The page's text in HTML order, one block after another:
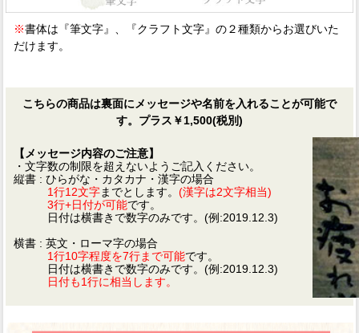
※書体は『筆文字』、『クラフト文字』の２種類からお選びいた
だけます。
こちらの商品は裏面にメッセージや名前を入れることが可能で
す。プラス￥1,500(税別)
【メッセージ内容のご注意】
・文字数の制限を超えないようご記入ください。
縦書 : ひらがな・カタカナ・漢字の場合
1行12文字までとします。 (漢字は2文字相当)
3行+日付が可能です。
日付は横書きで数字のみです。(例:2019.12.3)
横書 : 英文・ローマ字の場合
1行10字程度を7行まで可能です。
日付は横書きで数字のみです。(例:2019.12.3)
日付も1行に相当します。